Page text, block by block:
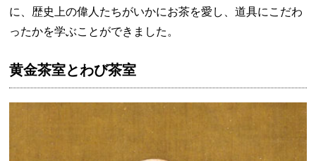
に、歴史上の偉人たちがいかにお茶を愛し、道具にこだわ
ったかを学ぶことができました。
黄金茶室とわび茶室